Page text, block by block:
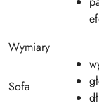
Wymiary
Sofa